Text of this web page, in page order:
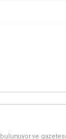
ve